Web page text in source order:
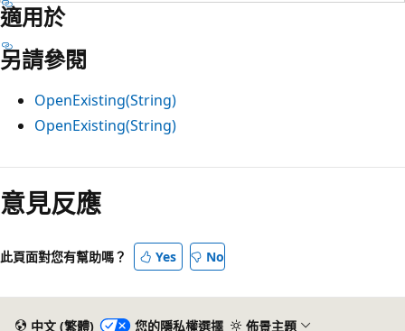
適用於
另請參閱
OpenExisting(String)
OpenExisting(String)
意見反應
此頁面對您有幫助嗎？ Yes No
中文 (繁體) 您的隱私權選擇 佈景主題